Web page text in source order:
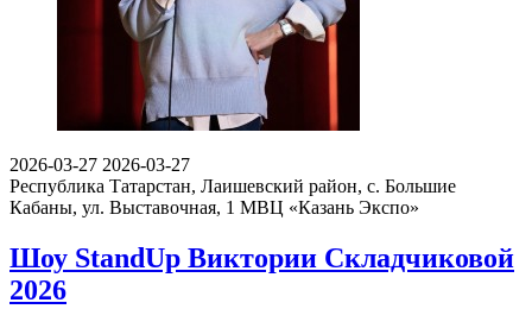
2026-03-27 2026-03-27
Республика Татарстан, Лаишевский район, с. Большие
Кабаны, ул. Выставочная, 1 МВЦ «Казань Экспо»
Шоу StandUp Виктории Складчиковой
2026